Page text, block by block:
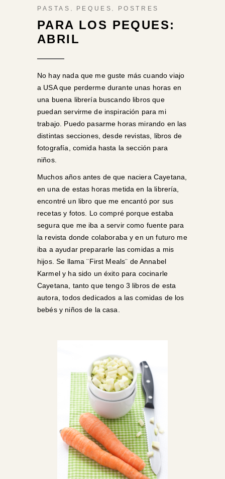
PASTAS , PEQUES, POSTRES
PARA LOS PEQUES:
ABRIL
No hay nada que me guste más cuando viajo
a USA que perderme durante unas horas en
una buena librería buscando libros que
puedan servirme de inspiración para mi
trabajo. Puedo pasarme horas mirando en las
distintas secciones, desde revistas, libros de
fotografía, comida hasta la sección para
niños.
Muchos años antes de que naciera Cayetana,
en una de estas horas metida en la librería,
encontré un libro que me encantó por sus
recetas y fotos. Lo compré porque estaba
segura que me iba a servir como fuente para
la revista donde colaboraba y en un futuro me
iba a ayudar prepararle las comidas a mis
hijos. Se llama¨First Meals¨ de Annabel
Karmely ha sido un éxito para cocinarle
Cayetana, tanto que tengo 3 libros de esta
autora, todos dedicados a las comidas de los
bebés y niños de la casa.